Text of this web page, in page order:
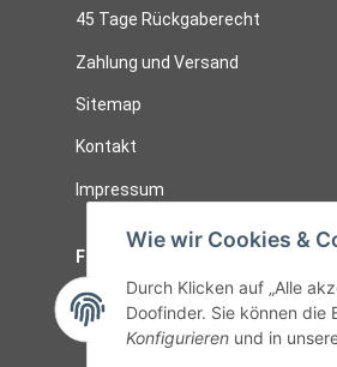
45 Tage Rückgaberecht
Zahlung und Versand
Sitemap
Kontakt
Impressum
Follow Us
Wie wir Cookies &
Durch Klicken auf „Alle
Doofinder. Sie können die
Konfigurieren und in